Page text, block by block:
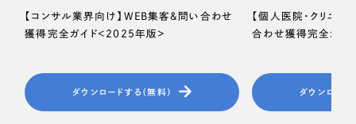
【コンサル業界向け】WEB集客＆問い合わせ
獲得完全ガイド＜2025年版＞
ダウンロードする（無料）
【個人医院・クリニッ
合わせ獲得完全ガイ
ダウンロード